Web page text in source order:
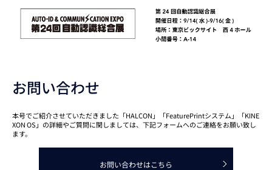
お問い合わせ
本号でご紹介させていただきました「HALCON」「FeaturePrintシステム」「KINE
XON OS」の詳細やご質問に関しましては、下記フォームへのご連絡をお願い致し
ます。
お問い合わせはこちら